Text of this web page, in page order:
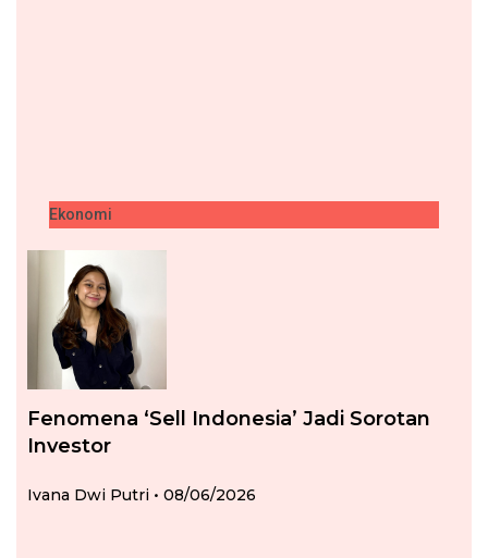
Ekonomi
Fenomena ‘Sell Indonesia’ Jadi Sorotan
Investor
Ivana Dwi Putri 08/06/2026